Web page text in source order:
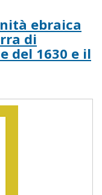
ebraica
di
del 1630 e il